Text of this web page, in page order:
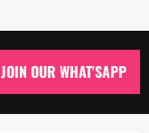
JOIN OUR WHAT'SAPP